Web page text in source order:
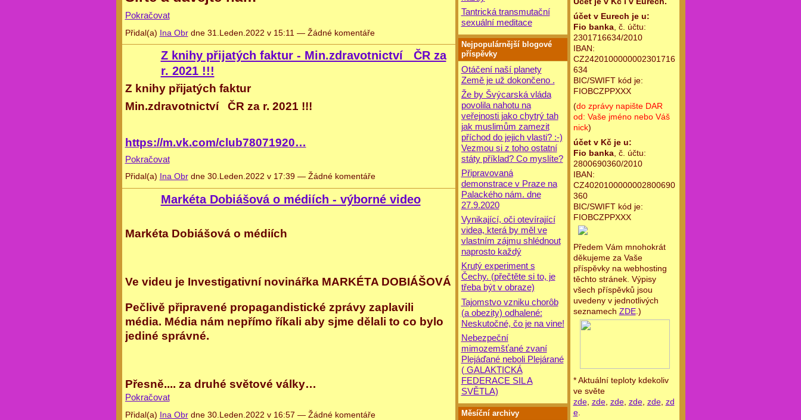
Pokračovat
Přidal(a) Ina Obrdne 31.Leden.2022 v 15:11 — Žádné komentáře
Z knihy přijatých faktur - Min.zdravotnictví ČR za
r. 2021 !!!
Z knihy přijatých faktur
Min.zdravotnictví ČR za r. 2021 !!!
https://m.vk.com/club78071920…
Pokračovat
Přidal(a) Ina Obrdne 30.Leden.2022 v 17:39 — Žádné komentáře
Markéta Dobiášová o médiích - výborné video
Markéta Dobiášová o médiích
Ve videu je Investigativní novinářka MARKÉTA DOBIÁŠOVÁ
Pečlivě připravené propagandistické zprávy zaplavili
média. Média nám nepřímo říkali aby sjme dělali to co bylo
jediné správné.
Přesně.... za druhé světové války…
Pokračovat
Přidal(a) Ina Obrdne 30.Leden.2022 v 16:57 — Žádné komentáře
Tantrická transmutační
sexuální meditace
Nejpopulárnější blogové
příspěvky
Otáčení naší planety
Země je už dokončeno .
Že by Švýcarská vláda
povolila nahotu na
veřejnosti jako chytrý tah
jak muslimům zamezit
příchod do jejich vlasti? :-)
Vezmou si z toho ostatní
státy příklad? Co myslíte?
Připravovaná
demonstrace v Praze na
Palackého nám. dne
27.9.2020
Vynikající, oči otevírající
videa, která by měl ve
vlastním zájmu shlédnout
naprosto každý
Krutý experiment s
Čechy. (přečtěte si to, je
třeba být v obraze)
Tajomstvo vzniku chorôb
(a obezity) odhalené:
Neskutočné, čo je na vine!
Nebezpeční
mimozemšťané zvaní
Plejáďané neboli Plejárané
( GALAKTICKÁ
FEDERACE SIL A
SVĚTLA)
Měsíční archivy
účet v Eurech je u:
Fio banka, č. účtu:
2301716634/2010
IBAN:
CZ2420100000002301716
634
BIC/SWIFT kód je:
FIOBCZPPXXX
(do zprávy napište DAR
od: Vaše jméno nebo Váš
nick)
účet v Kč je u:
Fio banka, č. účtu:
2800690360/2010
IBAN:
CZ4020100000002800690
360
BIC/SWIFT kód je:
FIOBCZPPXXX
Předem Vám mnohokrát
děkujeme za Vaše
příspěvky na webhosting
těchto stránek. Výpisy
všech příspěvků jsou
uvedeny v jednotlivých
seznamech ZDE.)
* Aktuální teploty kdekoliv
ve světe
zde, zde, zde, zde, zde, zd
e.